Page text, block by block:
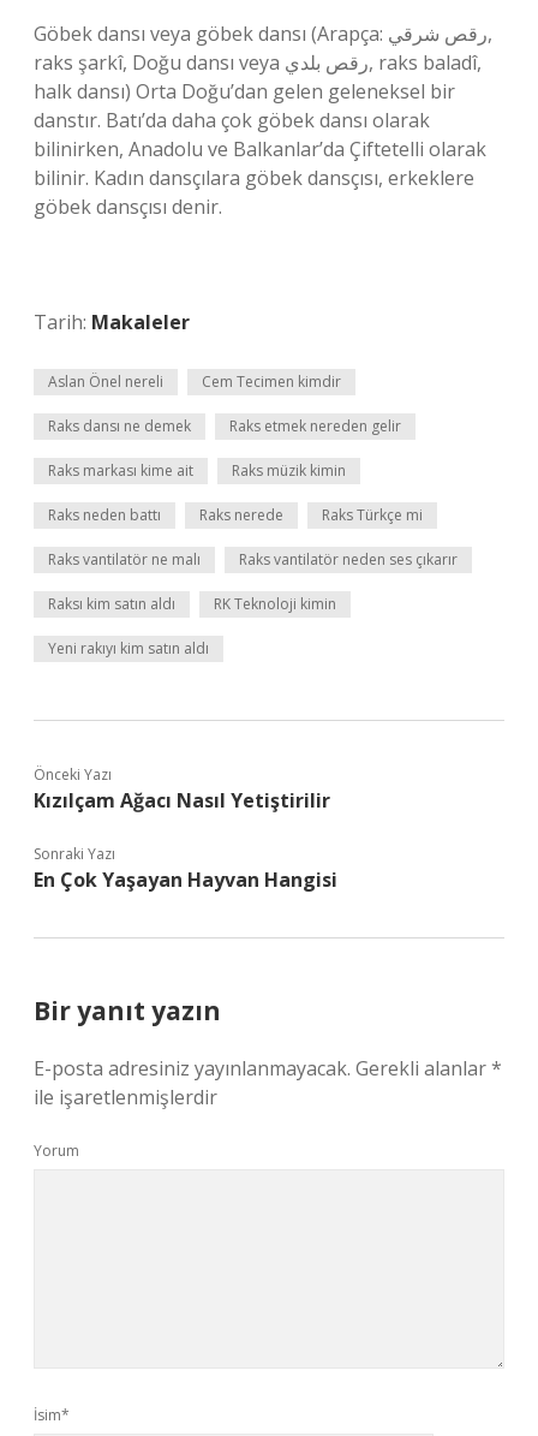
Göbek dansı veya göbek dansı (Arapça: رقص شرقي,
raks şarkî, Doğu dansı veya رقص بلدي, raks baladî,
halk dansı) Orta Doğu’dan gelen geleneksel bir
danstır. Batı’da daha çok göbek dansı olarak
bilinirken, Anadolu ve Balkanlar’da Çiftetelli olarak
bilinir. Kadın dansçılara göbek dansçısı, erkeklere
göbek dansçısı denir.
Tarih: Makaleler
Aslan Önel nereli Cem Tecimen kimdir
Raks dansı ne demek Raks etmek nereden gelir
Raks markası kime ait Raks müzik kimin
Raks neden battı Raks nerede Raks Türkçe mi
Raks vantilatör ne malı Raks vantilatör neden ses çıkarır
Raksı kim satın aldı RK Teknoloji kimin
Yeni rakıyı kim satın aldı
Önceki Yazı
Kızılçam Ağacı Nasıl Yetiştirilir
Sonraki Yazı
En Çok Yaşayan Hayvan Hangisi
Bir yanıt yazın
E-posta adresiniz yayınlanmayacak. Gerekli alanlar*
ile işaretlenmişlerdir
Yorum
İsim*